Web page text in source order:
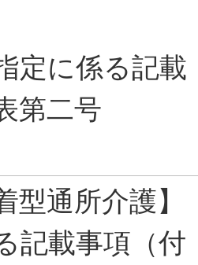
定に係る記載
第二号
型通所介護】
記載事項（付